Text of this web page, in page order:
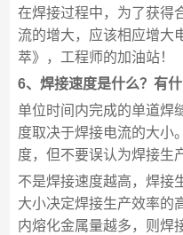
在焊接过程中，为了获得
流的增大，应该相应增大
萃》，工程师的加油站！
6、焊接速度是什么？有什
单位时间内完成的单道焊
度取决于焊接电流的大小
度，但不要误认为焊接生
不是焊接速度越高，焊接
大小决定焊接生产效率的
内熔化金属量越多，则焊